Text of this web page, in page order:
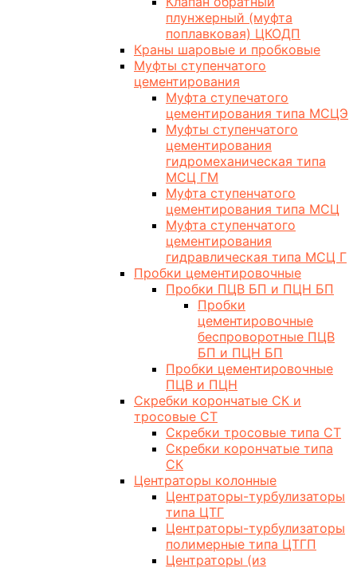
плунжерный (муфта
поплавковая) ЦКОДП
Краны шаровые и пробковые
Муфты ступенчатого
цементирования
Муфта ступечатого
цементирования типа МСЦЭ
Муфты ступенчатого
цементирования
гидромеханическая типа
МСЦ ГМ
Муфта ступенчатого
цементирования типа МСЦ
Муфта ступенчатого
цементирования
гидравлическая типа МСЦ Г
Пробки цементировочные
Пробки ПЦВ БП и ПЦН БП
Пробки
цементировочные
беспроворотные ПЦВ
БП и ПЦН БП
Пробки цементировочные
ПЦВ и ПЦН
Скребки корончатые СК и
тросовые СТ
Скребки тросовые типа СТ
Скребки корончатые типа
СК
Центраторы колонные
Центраторы-турбулизаторы
типа ЦТГ
Центраторы-турбулизаторы
полимерные типа ЦТГП
Центраторы (из